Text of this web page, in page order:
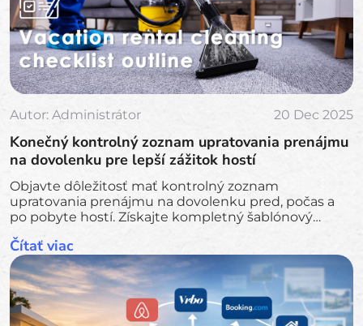
Autor: Administrátor 20 Dec 2025
Konečný kontrolný zoznam upratovania prenájmu
na dovolenku pre lepší zážitok hostí
Objavte dôležitosť mať kontrolný zoznam
upratovania prenájmu na dovolenku pred, počas a
po pobyte hostí. Získajte kompletný šablónový
Čítať viac